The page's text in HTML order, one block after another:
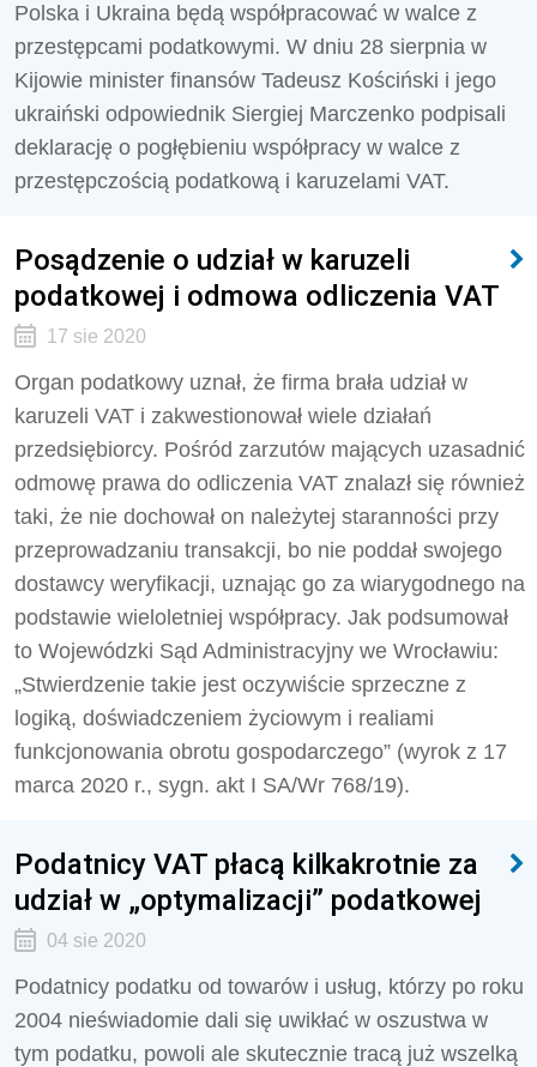
Polska i Ukraina będą współpracować w walce z
przestępcami podatkowymi. W dniu 28 sierpnia w
Kijowie minister finansów Tadeusz Kościński i jego
ukraiński odpowiednik Siergiej Marczenko podpisali
deklarację o pogłębieniu współpracy w walce z
przestępczością podatkową i karuzelami VAT.
Posądzenie o udział w karuzeli
podatkowej i odmowa odliczenia VAT
17 sie 2020
Organ podatkowy uznał, że firma brała udział w
karuzeli VAT i zakwestionował wiele działań
przedsiębiorcy. Pośród zarzutów mających uzasadnić
odmowę prawa do odliczenia VAT znalazł się również
taki, że nie dochował on należytej staranności przy
przeprowadzaniu transakcji, bo nie poddał swojego
dostawcy weryfikacji, uznając go za wiarygodnego na
podstawie wieloletniej współpracy. Jak podsumował
to Wojewódzki Sąd Administracyjny we Wrocławiu:
„Stwierdzenie takie jest oczywiście sprzeczne z
logiką, doświadczeniem życiowym i realiami
funkcjonowania obrotu gospodarczego” (wyrok z 17
marca 2020 r., sygn. akt I SA/Wr 768/19).
Podatnicy VAT płacą kilkakrotnie za
udział w „optymalizacji” podatkowej
04 sie 2020
Podatnicy podatku od towarów i usług, którzy po roku
2004 nieświadomie dali się uwikłać w oszustwa w
tym podatku, powoli ale skutecznie tracą już wszelką